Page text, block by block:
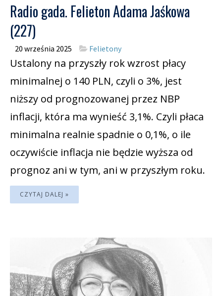
Radio gada. Felieton Adama Jaśkowa
(227)
20 września 2025 Felietony
Ustalony na przyszły rok wzrost płacy
minimalnej o 140 PLN, czyli o 3%, jest
niższy od prognozowanej przez NBP
inflacji, która ma wynieść 3,1%. Czyli płaca
minimalna realnie spadnie o 0,1%, o ile
oczywiście inflacja nie będzie wyższa od
prognoz ani w tym, ani w przyszłym roku.
CZYTAJ DALEJ »